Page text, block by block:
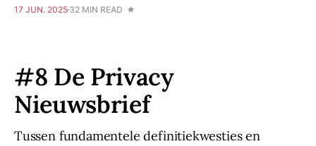
17 JUN. 2025 32 MIN READ
#8 De Privacy
Nieuwsbrief
Tussen fundamentele definitiekwesties en